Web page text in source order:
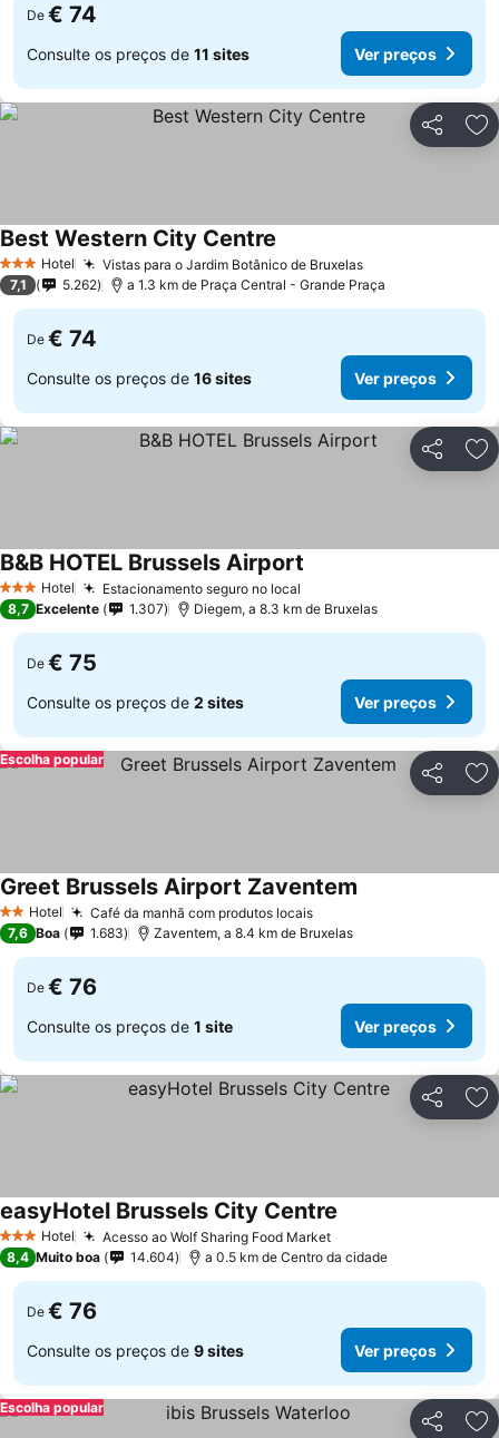
De € 74
Consulte os preços de 11 sites Ver preços
Partilhar
3 EstrelasHotel Vistas para o Jardim Botânico de Bruxelas
Best Western City Centre
7,1 5.262 a 1.3 km de Praça Central - Grande Praça
De € 74
Consulte os preços de 16 sites Ver preços
Partilhar
3 EstrelasHotel Estacionamento seguro no local
B&B HOTEL Brussels Airport
8,7 Excelente 1.307 Diegem, a 8.3 km de Bruxelas
De € 75
Consulte os preços de 2 sites Ver preços
Partilhar
Escolha popular
2 Estrelas
Hotel Café da manhã com produtos locais
Greet Brussels Airport Zaventem
7,6 Boa 1.683 Zaventem, a 8.4 km de Bruxelas
De € 76
Consulte os preços de 1 site Ver preços
Partilhar
3 EstrelasHotel Acesso ao Wolf Sharing Food Market
easyHotel Brussels City Centre
8,4 Muito boa 14.604 a 0.5 km de Centro da cidade
De € 76
Consulte os preços de 9 sites Ver preços
Partilhar
Escolha popular